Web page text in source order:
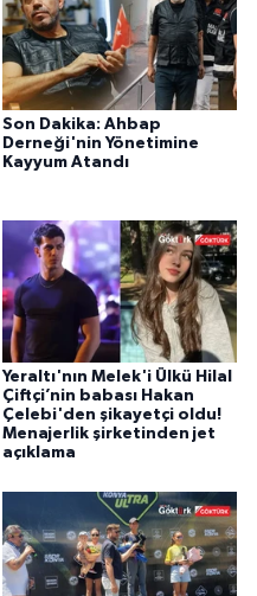
Son Dakika: Ahbap
Derneği'nin Yönetimine
Kayyum Atandı
Yeraltı'nın Melek'i Ülkü Hilal
Çiftçi’nin babası Hakan
Çelebi'den şikayetçi oldu!
Menajerlik şirketinden jet
açıklama